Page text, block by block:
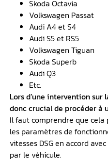
Skoda Octavia
Volkswagen Passat
Audi A4 et S4
Audi S5 et RS5
Volkswagen Tiguan
Skoda Superb
Audi Q3
Etc.
Lors d’une intervention
donc crucial de procéder
Il faut comprendre que
les paramètres de
vitesses DSG en accord
par le véhicule.